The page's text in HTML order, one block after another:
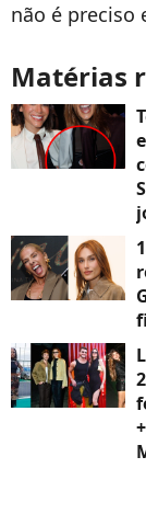
não é preciso
Matérias